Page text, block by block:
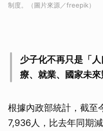
制度。（圖片來源／freepik）
少子化不再只是「
療、就業、國家未來
根據內政部統計，截至
7,936人，比去年同期